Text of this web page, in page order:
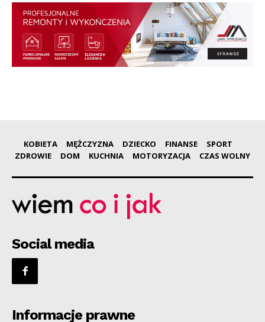
KOBIETA MĘŻCZYZNA DZIECKO FINANSE
SPORT
ZDROWIE
DOM KUCHNIA MOTORYZACJA CZAS WOLNY
Social media
Informacje prawne